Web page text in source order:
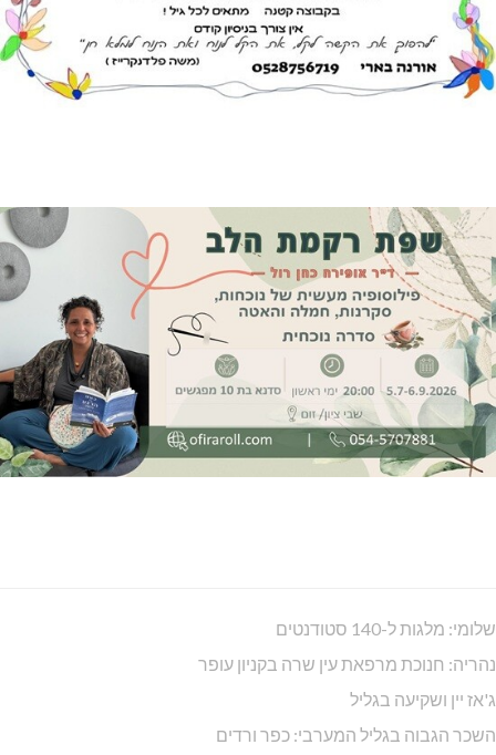
שלומי: מלגות ל-140 סטודנטים
נהריה: חנוכת מרפאת עין שרה בקניון עופר
ג'אז יין ושקיעה בגליל
השכר הגבוה בגליל המערבי: כפר ורדים